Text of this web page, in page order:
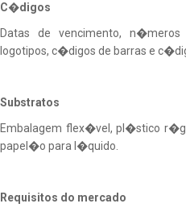
C�digos
Datas de vencimento,
logotipos, c�digos de barras e
Substratos
Embalagem flex�vel, pl�stico
papel�o para l�quido.
Requisitos do mercado